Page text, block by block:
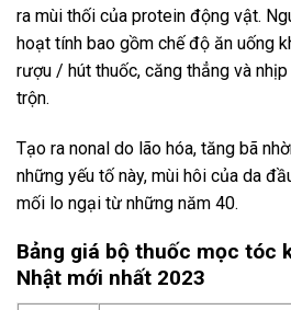
ra mùi thối của protein động vật.
hoạt tính bao gồm chế độ ăn uống
rượu / hút thuốc, căng thẳng và
trộn.
Tạo ra nonal do lão hóa, tăng bã
những yếu tố này, mùi hôi của da
mối lo ngại từ những năm 40.
Bảng giá bộ thuốc mọc tóc
Nhật mới nhất 2023